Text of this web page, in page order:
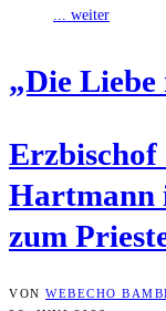
... weiter
„Die
Erz­bi­schof
Hart­mann
zum
VON WEBECHO